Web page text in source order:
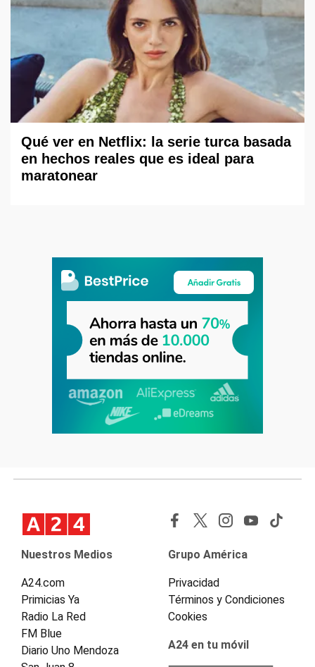
Qué ver en Netflix: la serie turca basada
en hechos reales que es ideal para
maratonear
Nuestros Medios
A24.com
Primicias Ya
Radio La Red
FM Blue
Diario Uno Mendoza
Grupo América
Privacidad
Términos y Condiciones
Cookies
A24 en tu móvil